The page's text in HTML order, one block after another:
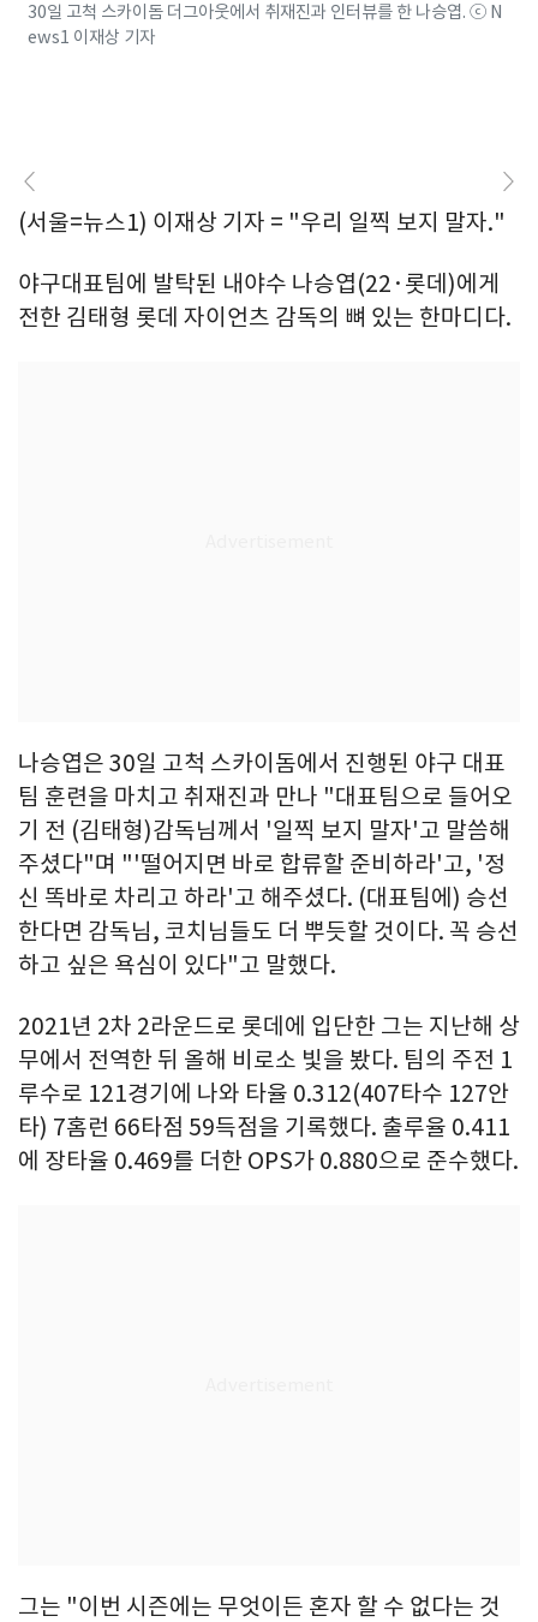
30일 고척 스카이돔 더그아웃에서 취재진과 인터뷰를 한 나승엽. ⓒ N
ews1 이재상 기자
(서울=뉴스1) 이재상 기자 = "우리 일찍 보지 말자."
야구대표팀에 발탁된 내야수 나승엽(22·롯데)에게
전한 김태형 롯데 자이언츠 감독의 뼈 있는 한마디다.
나승엽은 30일 고척 스카이돔에서 진행된 야구 대표
팀 훈련을 마치고 취재진과 만나 "대표팀으로 들어오
기 전 (김태형)감독님께서 '일찍 보지 말자'고 말씀해
주셨다"며 "'떨어지면 바로 합류할 준비하라'고, '정
신 똑바로 차리고 하라'고 해주셨다. (대표팀에) 승선
한다면 감독님, 코치님들도 더 뿌듯할 것이다. 꼭 승선
하고 싶은 욕심이 있다"고 말했다.
2021년 2차 2라운드로 롯데에 입단한 그는 지난해 상
무에서 전역한 뒤 올해 비로소 빛을 봤다. 팀의 주전 1
루수로 121경기에 나와 타율 0.312(407타수 127안
타) 7홈런 66타점 59득점을 기록했다. 출루율 0.411
에 장타율 0.469를 더한 OPS가 0.880으로 준수했다.
그는 "이번 시즌에는 무엇이든 혼자 할 수 없다는 것